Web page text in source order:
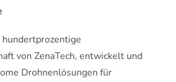
hundertprozentige
von ZenaTech, entwickelt und
Drohnenlösungen für